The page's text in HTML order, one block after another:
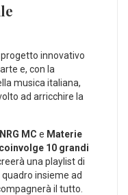
progetto innovativo
e, con la
musica italiana,
ad arricchire la
MC e Materie
coinvolge 10 grandi
una playlist di
insieme ad
il tutto.